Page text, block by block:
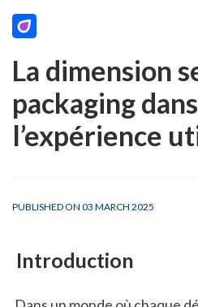
La dimension
packaging dans
l’expérience
PUBLISHED ON 03 MARCH 2025
Introduction